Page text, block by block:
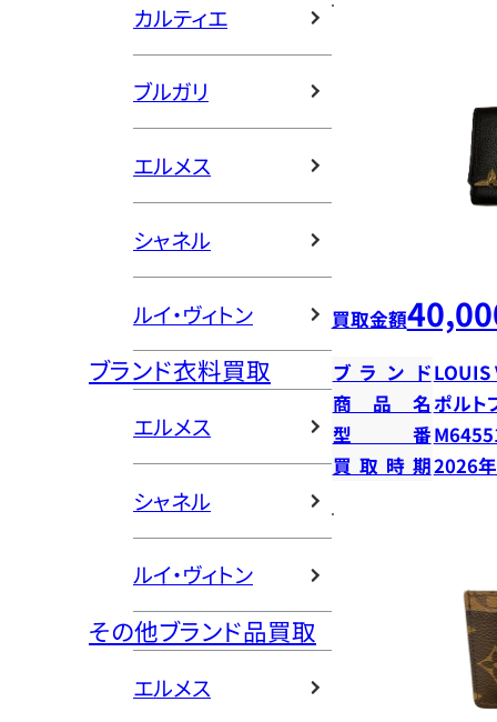
カルティエ
ブルガリ
エルメス
シャネル
ルイ・ヴィトン
ブランド衣料買取
エルメス
シャネル
ルイ・ヴィトン
その他ブランド品買取
エルメス
買取金額
ブランドLOUIS
商品名ポルト
型番
買取時期2026